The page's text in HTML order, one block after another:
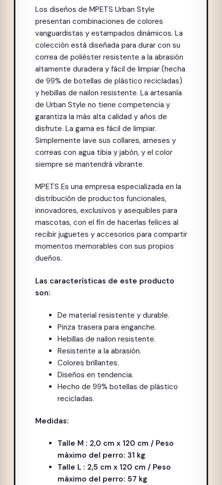
Los diseños de MPETS Urban Style
presentan combinaciones de colores
vanguardistas y estampados dinámicos. La
colección está diseñada para durar con su
correa de poliéster resistente a la abrasión
altamente duradera y fácil de limpiar (hecha
de 99% de botellas de plástico recicladas)
y hebillas de nailon resistente. La artesanía
de Urban Style no tiene competencia y
garantiza la más alta calidad y años de
disfrute. La gama es fácil de limpiar.
Simplemente lave sus collares, arneses y
correas con agua tibia y jabón, y el color
siempre se mantendrá vibrante.
MPETS Es una empresa especializada en la
distribución de productos funcionales,
innovadores, exclusivos y asequibles para
mascotas, con el fin de hacerlas felices al
recibir juguetes y accesorios para compartir
momentos memorables con sus propios
dueños.
Las características de este producto
son:
De material resistente y durable.
Pinza trasera para enganche.
Hebillas de nailon resistente.
Resistente a la abrasión.
Colores brillantes.
Diseños en tendencia.
Hecho de 99% botellas de plástico
recicladas.
Medidas:
Talle M : 2,0 cm x 120 cm / Peso
máximo del perro: 31 kg
Talle L : 2,5 cm x 120 cm / Peso
máximo del perro: 57 kg